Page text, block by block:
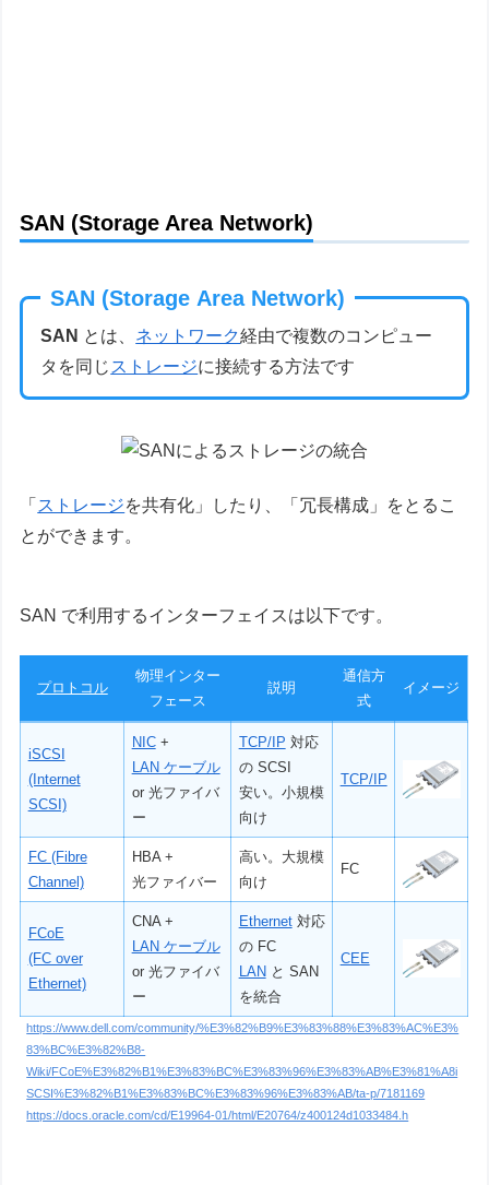
SAN (Storage Area Network)
SAN (Storage Area Network)
SAN とは、 ネットワーク経由で複数のコンピュー
タを同じ ストレージに接続する方法です
「 ストレージを共有化」したり、「冗長構成」をとるこ
とができます。
SAN で利用するインターフェイスは以下です。
プロトコル
物理インター
フェース
説明
通信方
式
イメージ
iSCSI
(Internet
SCSI)
NIC+
LAN ケーブル
or 光ファイバ
ー
TCP/IP 対応
の SCSI
安い。小規模
向け
TCP/IP
FC (Fibre
Channel)
HBA +
光ファイバー
高い。大規模
向け
FC
FCoE
(FC over
Ethernet)
CNA +
LAN ケーブル
or 光ファイバ
ー
Ethernet対応
の FC
LAN と SAN
を統合
CEE
https://www.dell.com/community/%E3%82%B9%E3%83%88%E3%83%AC%E3%
83%BC%E3%82%B8-
Wiki/FCoE%E3%82%B1%E3%83%BC%E3%83%96%E3%83%AB%E3%81%A8i
SCSI%E3%82%B1%E3%83%BC%E3%83%96%E3%83%AB/ta-p/7181169
https://docs.oracle.com/cd/E19964-01/html/E20764/z400124d1033484.h